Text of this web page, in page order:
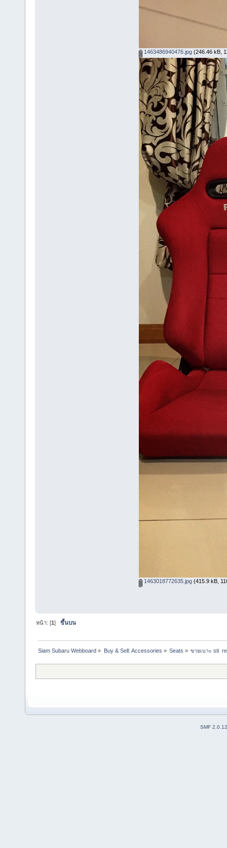
1463486940476.jpg(246.46 kB,
1463018772635.jpg(415.9 kB,
หน้า: [1]ขึ้นบน
Siam Subaru Webboard » Buy & Sell: Accessories » Seats » ขายเบาะ sti
SMF 2.0.12